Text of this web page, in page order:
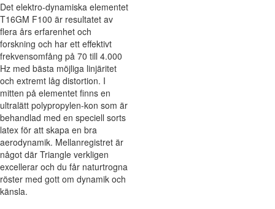
Det elektro-dynamiska elementet
T16GM F100 är resultatet av
flera års erfarenhet och
forskning och har ett effektivt
frekvensomfång på 70 till 4.000
Hz med bästa möjliga linjäritet
och extremt låg distortion. I
mitten på elementet finns en
ultralätt polypropylen-kon som är
behandlad med en speciell sorts
latex för att skapa en bra
aerodynamik. Mellanregistret är
något där Triangle verkligen
excellerar och du får naturtrogna
röster med gott om dynamik och
känsla.